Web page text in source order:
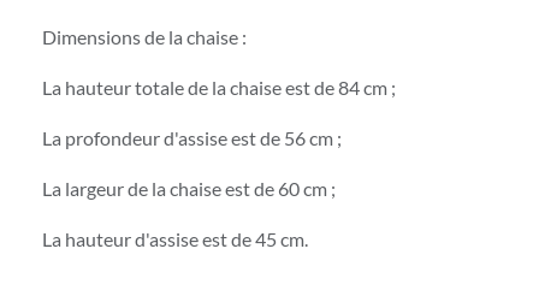
Dimensions de la chaise :
La hauteur totale de la chaise est de 84 cm ;
La profondeur d'assise est de 56 cm ;
La largeur de la chaise est de 60 cm ;
La hauteur d'assise est de 45 cm.